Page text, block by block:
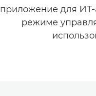
приложение для
режиме